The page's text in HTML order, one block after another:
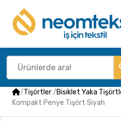
/Tişörtler/Bisiklet Yaka
Kompakt Penye Tişört Siyah